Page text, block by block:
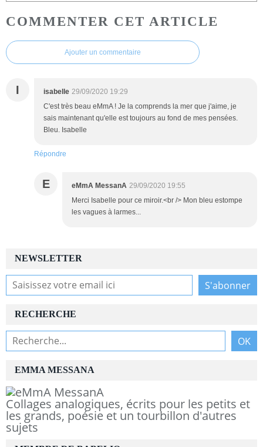
COMMENTER CET ARTICLE
Ajouter un commentaire
I isabelle 29/09/2020 19:29
C'est très beau eMmA ! Je la comprends la mer que j'aime, je
sais maintenant qu'elle est toujours au fond de mes pensées.
Bleu. Isabelle
Répondre
E eMmA MessanA 29/09/2020 19:55
Merci Isabelle pour ce miroir.<br /> Mon bleu estompe
les vagues à larmes...
NEWSLETTER
RECHERCHE
EMMA MESSANA
Collages analogiques, écrits pour les petits et
les grands, poésie et un tourbillon d'autres
sujets